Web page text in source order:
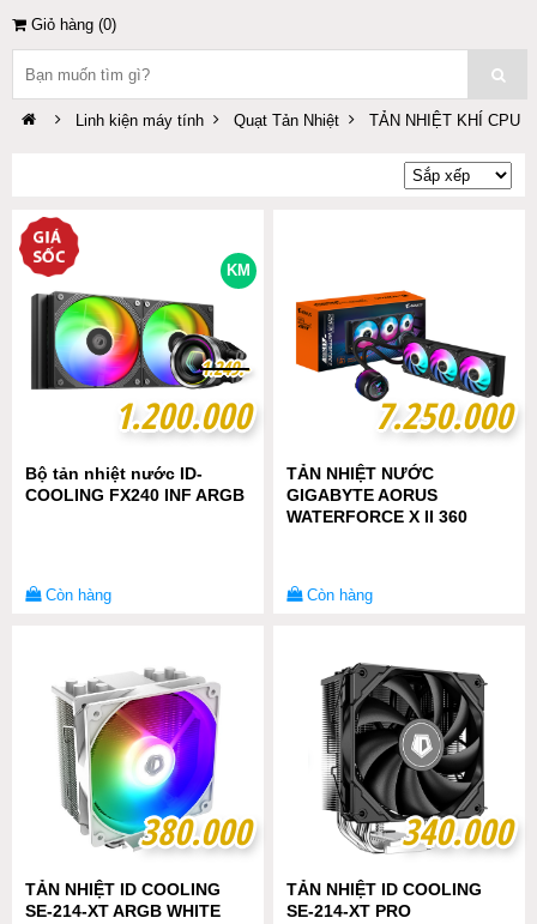
Giỏ hàng (0)
Linh kiện máy tính Quạt Tản Nhiệt TẢN NHIỆT KHÍ CPU
KM
1.200.000
1.200.000
1.249.-
1.249.-
Bộ tản nhiệt nước ID-
COOLING FX240 INF ARGB
Còn hàng
7.250.000
7.250.000
TẢN NHIỆT NƯỚC
GIGABYTE AORUS
WATERFORCE X II 360
Còn hàng
380.000
380.000
TẢN NHIỆT ID COOLING
SE-214-XT ARGB WHITE
340.000
340.000
TẢN NHIỆT ID COOLING
SE-214-XT PRO